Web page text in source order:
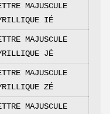
MAJUSCULE
IÉ
MAJUSCULE
JÉ
MAJUSCULE
ZÉ
MAJUSCULE